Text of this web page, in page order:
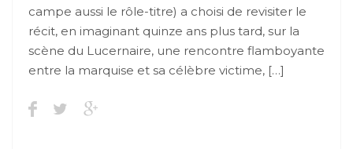
campe aussi le rôle-titre) a choisi de revisiter le
récit, en imaginant quinze ans plus tard, sur la
scène du Lucernaire, une rencontre flamboyante
entre la marquise et sa célèbre victime, […]